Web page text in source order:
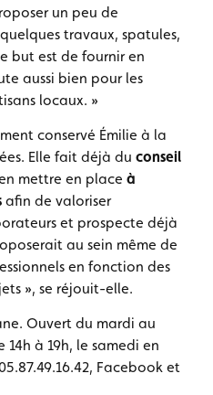
un peu de
travaux, spatules,
but est de fournir en
aussi bien pour les
locaux. »
conservé Émilie à la
Elle fait déjà du conseil
mettre en place à
afin de valoriser
et prospecte déjà
au sein même de
en fonction des
», se réjouit-elle.
Ouvert du mardi au
à 19h, le samedi en
Facebook et